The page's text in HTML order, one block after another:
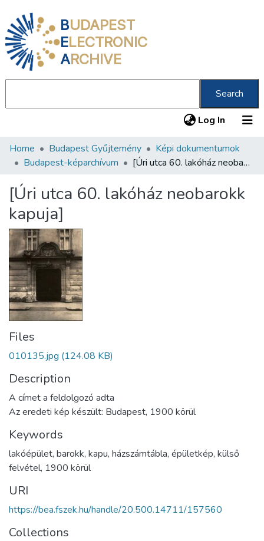
BUDAPEST
ELECTRONIC
ARCHIVE
Search
Log In (current)
Communities & Collections
Statistics
About us
Home Budapest Gyűjtemény
Képi dokumentumok
Budapest-képarchívum
[Úri utca 60. lakóház neobarokk kapuja]
[Úri utca 60. lakóház neobarokk
kapuja]
Files
010135.jpg (124.08 KB)
Description
A címet a feldolgozó adta
Az eredeti kép készült: Budapest, 1900 körül
Keywords
lakóépület, barokk, kapu, házszámtábla, épületkép, külső
felvétel, 1900 körül
URI
https://bea.fszek.hu/handle/20.500.14711/157560
Collections